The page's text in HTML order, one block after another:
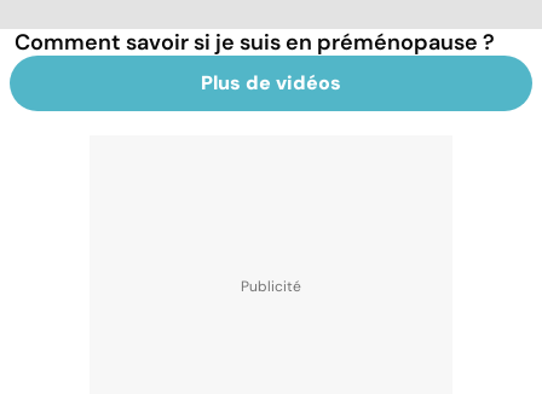
Comment savoir si je suis en préménopause ?
Plus de vidéos